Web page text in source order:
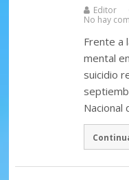
Editor
No hay
Frente a
mental
suicidio
Nacional